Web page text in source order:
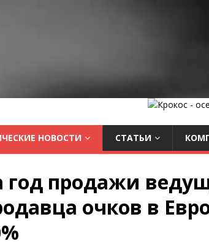
НОВОСТИ СТАТЬИ
год продажи
очков в